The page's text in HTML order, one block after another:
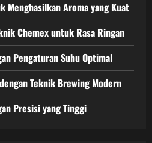
Menghasilkan Aroma yang Kuat
Chemex untuk Rasa Ringan
Pengaturan Suhu Optimal
Teknik Brewing Modern
Presisi yang Tinggi